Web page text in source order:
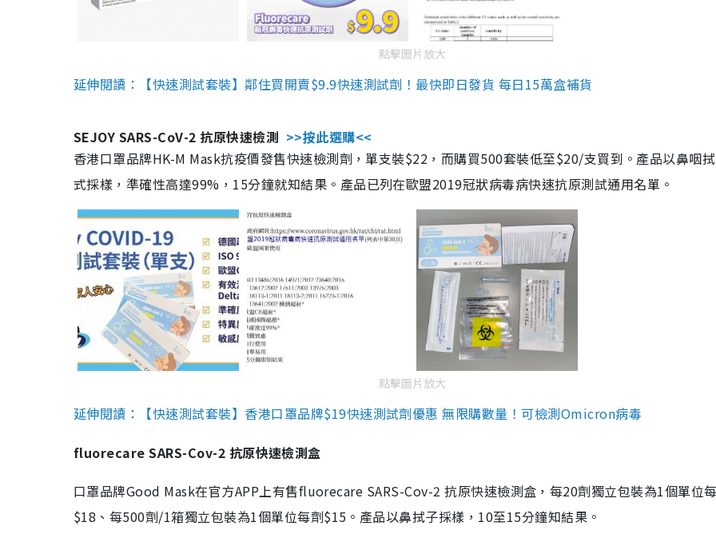
點擊圖片放大
延伸閱讀：【快速測試套裝】鄰住買開賣$9.9快速測試劑！最快即日發貨 每日15萬盒補貨
SEJOY SARS-CoV-2 抗原快速檢測 >>按此選購<<
香港口罩品牌HK-M Mask抗疫價發售快速檢測劑，單支裝$22，而購買500套裝低至$20/支買到。產品以鼻咽
式採樣，準確性高達99%，15分鐘就知結果。產品已列在歐盟2019冠狀病毒病快速抗原測試通用名單。
點擊圖片放大
延伸閱讀：【快速測試套裝】香港口罩品牌$19快速測試劑優惠 無限購數量！可檢測Omicron病毒
fluorecare SARS-Cov-2 抗原快速檢測盒
口罩品牌Good Mask在官方APP上有售fluorecare SARS-Cov-2 抗原快速檢測盒，每20劑獨立包裝為1個單位
$18、每500劑/1箱獨立包裝為1個單位每劑$15。產品以鼻拭子採樣，10至15分鐘知結果。